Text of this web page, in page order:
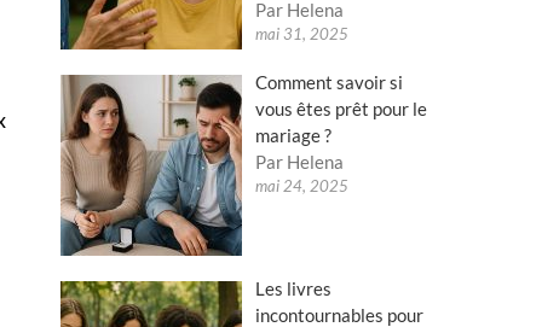
Par Helena
mai 31, 2025
Comment savoir si
vous êtes prêt pour le
mariage ?
Par Helena
mai 24, 2025
Les livres
incontournables pour